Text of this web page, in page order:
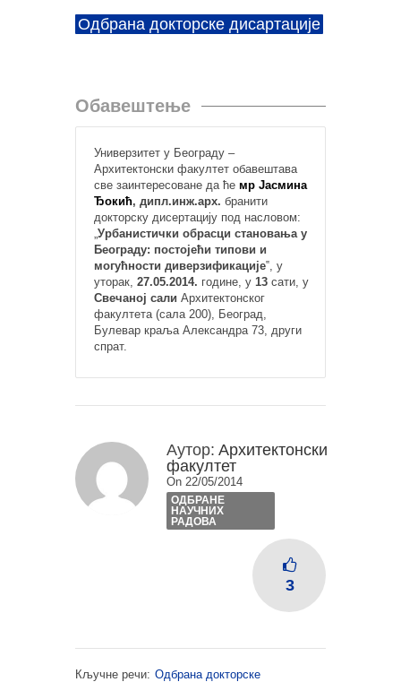
Одбрана докторске дисартације
Обавештење
Универзитет у Београду –
Архитектонски факултет обавештава
све заинтересоване да ће мр Јасмина
Ђокић, дипл.инж.арх. бранити
докторску дисертацију под насловом:
„Урбанистички обрасци становања у
Београду: постојећи типови и
могућности диверзификације‟, у
уторак, 27.05.2014. године, у 13 сати, у
Свечаној сали Архитектонског
факултета (сала 200), Београд,
Булевар краља Александра 73, други
спрат.
Аутор: Архитектонски
факултет
On 22/05/2014
ОДБРАНЕ
НАУЧНИХ
РАДОВА
3
Кључне речи: Одбрана докторске